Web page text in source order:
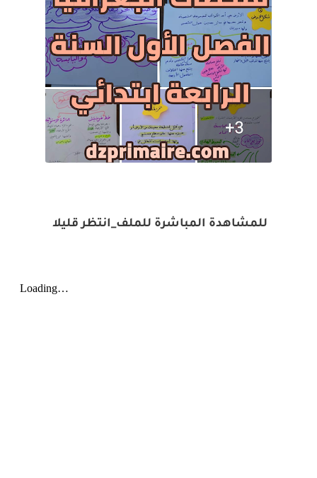
للمشاهدة المباشرة للملف_انتظر قليلا